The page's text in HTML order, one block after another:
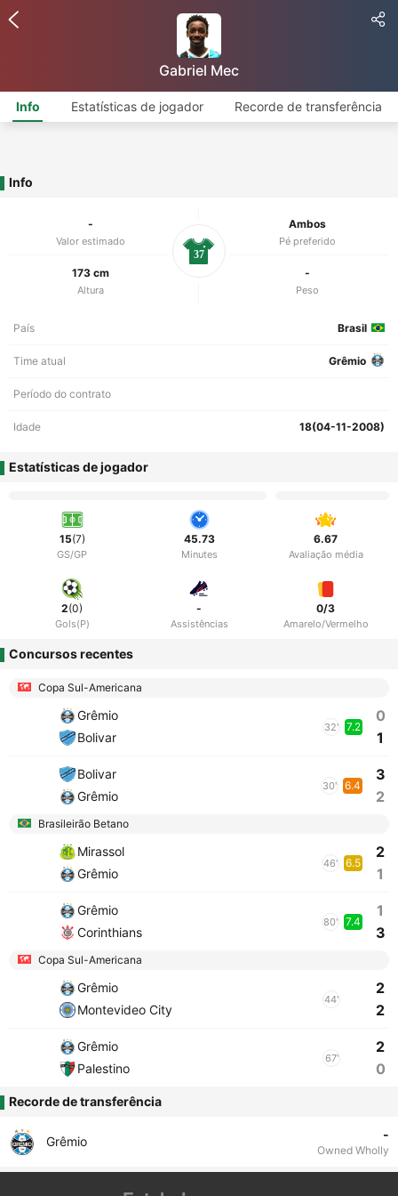
Gabriel Mec
Info Estatísticas de jogador Recorde de transferência
Info
-
Valor estimado
Ambos
Pé preferido
173 cm
Altura
-
Peso
37
País Brasil
Time atual Grêmio
Período do contrato
Idade 18(04-11-2008)
Estatísticas de jogador
15(7)
GS/GP
45.73
Minutes
6.67
Avaliação média
2(0)
Gols(P)
-
Assistências
0/3
Amarelo/Vermelho
Concursos recentes
Copa Sul-Americana
Grêmio
Bolivar
32' 7.2
0
1
Bolivar
Grêmio
30' 6.4
3
2
Brasileirão Betano
Mirassol
Grêmio
46' 6.5
2
1
Grêmio
Corinthians
80' 7.4
1
3
Copa Sul-Americana
Grêmio
Montevideo City
44'
2
2
Grêmio
Palestino
67'
2
0
Recorde de transferência
Grêmio -
Owned Wholly